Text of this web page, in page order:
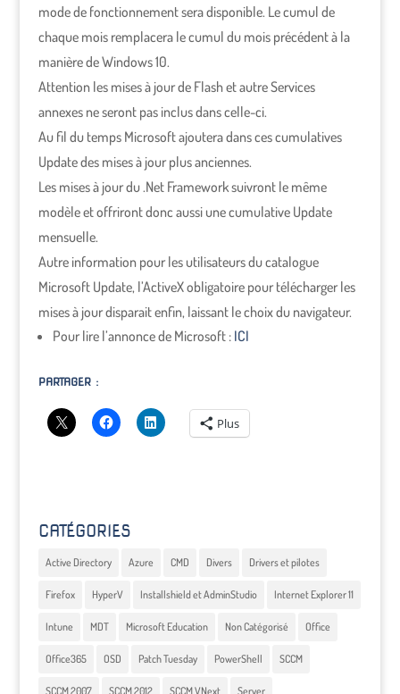
mode de fonctionnement sera disponible. Le cumul de
chaque mois remplacera le cumul du mois précédent à la
manière de Windows 10.
Attention les mises à jour de Flash et autre Services
annexes ne seront pas inclus dans celle-ci.
Au fil du temps Microsoft ajoutera dans ces cumulatives
Update des mises à jour plus anciennes.
Les mises à jour du .Net Framework suivront le même
modèle et offriront donc aussi une cumulative Update
mensuelle.
Autre information pour les utilisateurs du catalogue
Microsoft Update, l’ActiveX obligatoire pour télécharger les
mises à jour disparait enfin, laissant le choix du navigateur.
Pour lire l’annonce de Microsoft : ICI
PARTAGER :
Plus
CATÉGORIES
Active Directory Azure CMD Divers Drivers et pilotes
Firefox HyperV Installshield et AdminStudio Internet Explorer 11
Intune MDT Microsoft Education Non Catégorisé Office
Office365 OSD Patch Tuesday PowerShell SCCM
SCCM 2007 SCCM 2012 SCCM VNext Server